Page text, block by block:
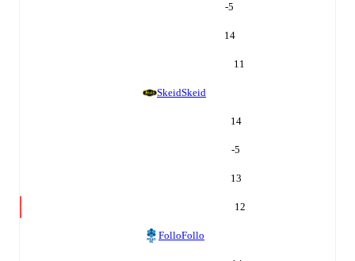
-5
14
11
SkeidSkeid
14
-5
13
12
FolloFollo